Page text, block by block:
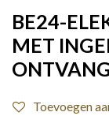
BE24-
MET
Toevoegen